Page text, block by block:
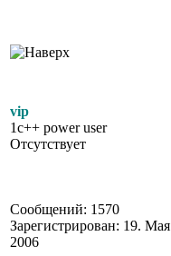
vip
1c++ power user
Отсутствует
Сообщений: 1570
Зарегистрирован: 19. Мая
2006